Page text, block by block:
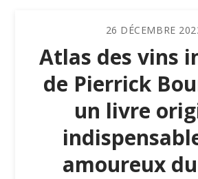
26 DÉCEMBRE
Atlas des vins
de Pierrick
un livre
amoureux